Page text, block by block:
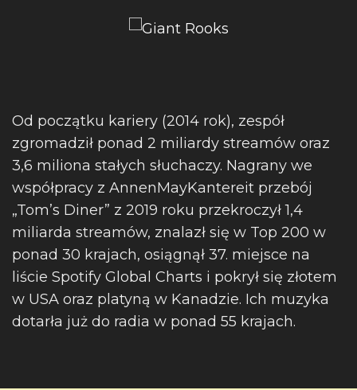
Od początku kariery (2014 rok), zespół
zgromadził ponad 2 miliardy streamów oraz
3,6 miliona stałych słuchaczy. Nagrany we
współpracy z AnnenMayKantereit przebój
„Tom’s Diner” z 2019 roku przekroczył 1,4
miliarda streamów, znalazł się w Top 200 w
ponad 30 krajach, osiągnął 37. miejsce na
liście Spotify Global Charts i pokrył się złotem
w USA oraz platyną w Kanadzie. Ich muzyka
dotarła już do radia w ponad 55 krajach.